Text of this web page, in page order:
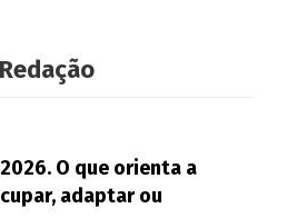
O que orienta a
adaptar ou